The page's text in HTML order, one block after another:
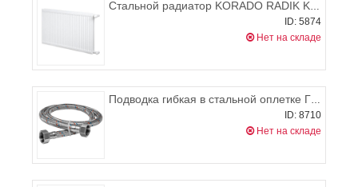
Стальной радиатор KORADO RADIK KLASIK 21 900x400 (боковое подключение), 702-1109 Вт
ID: 5874
Нет на складе
Подводка гибкая в стальной оплетке Г/Г 600 мм
ID: 8710
Нет на складе